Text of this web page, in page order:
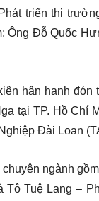
triển thị
Ông Đỗ Quốc
hân hạnh đón
tại TP. Hồ Chí
Đài Loan
ngành
Tô Tuệ Lang –